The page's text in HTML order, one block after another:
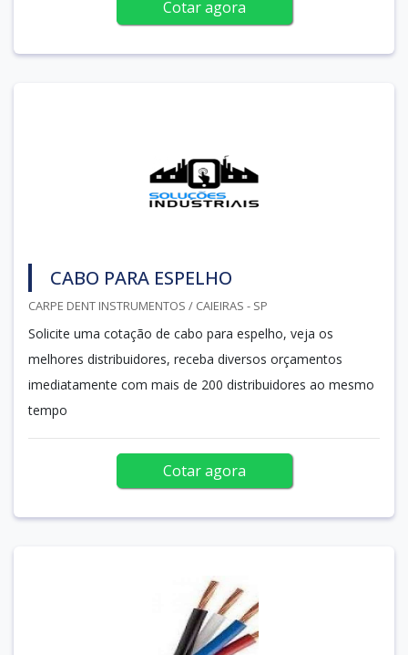
Cotar agora
CABO PARA ESPELHO
CARPE DENT INSTRUMENTOS / CAIEIRAS - SP
Solicite uma cotação de cabo para espelho, veja os
melhores distribuidores, receba diversos orçamentos
imediatamente com mais de 200 distribuidores ao mesmo
tempo
Cotar agora